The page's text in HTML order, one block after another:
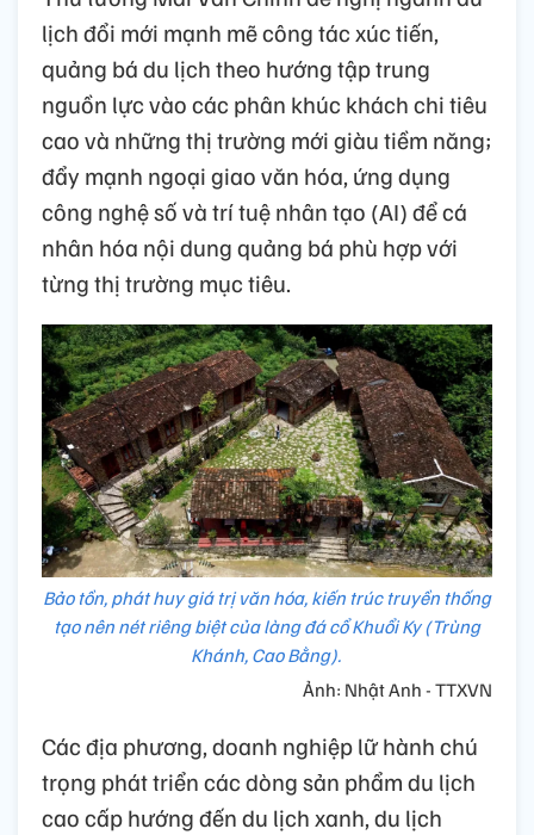
lịch đổi mới mạnh mẽ công tác xúc tiến,
quảng bá du lịch theo hướng tập trung
nguồn lực vào các phân khúc khách chi tiêu
cao và những thị trường mới giàu tiềm năng;
đẩy mạnh ngoại giao văn hóa, ứng dụng
công nghệ số và trí tuệ nhân tạo (AI) để cá
nhân hóa nội dung quảng bá phù hợp với
từng thị trường mục tiêu.
Bảo tồn, phát huy giá trị văn hóa, kiến trúc truyền thống
tạo nên nét riêng biệt của làng đá cổ Khuổi Ky (Trùng
Khánh, Cao Bằng).
Ảnh: Nhật Anh - TTXVN
Các địa phương, doanh nghiệp lữ hành chú
trọng phát triển các dòng sản phẩm du lịch
cao cấp hướng đến du lịch xanh, du lịch